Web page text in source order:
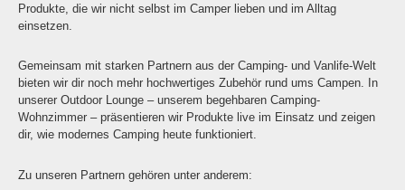
Produkte, die wir nicht selbst im Camper lieben und im Alltag
einsetzen.
Gemeinsam mit starken Partnern aus der Camping- und Vanlife-Welt
bieten wir dir noch mehr hochwertiges Zubehör rund ums Campen. In
unserer Outdoor Lounge – unserem begehbaren Camping-
Wohnzimmer – präsentieren wir Produkte live im Einsatz und zeigen
dir, wie modernes Camping heute funktioniert.
Zu unseren Partnern gehören unter anderem: